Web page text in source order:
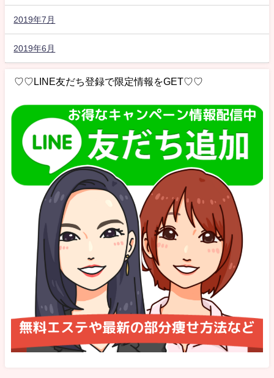
2019年7月
2019年6月
♡♡LINE友だち登録で限定情報をGET♡♡